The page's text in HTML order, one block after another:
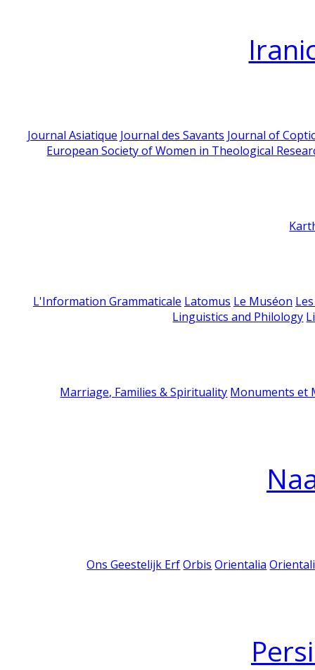
Journal Asiatique Journal des Savants Journal of
European Society of Women in Theological
L'Information Grammaticale Latomus Le Muséon
Linguistics and Philology
Marriage, Families & Spirituality Monuments et
Ons Geestelijk Erf Orbis Orientalia